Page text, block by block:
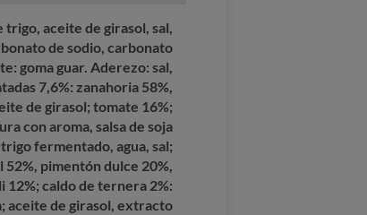
trigo, aceite de girasol, sal,
de sodio, carbonato
goma guar. Aderezo: sal,
7,6%: zanahoria 58%,
de girasol; tomate 16%;
con aroma, salsa de soja
fermentado, agua, sal;
52%, pimentón dulce 20%,
12%; caldo de ternera 2%:
aceite de girasol, extracto